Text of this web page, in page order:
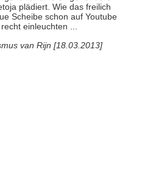
plädiert. Wie das freilich
Scheibe schon auf Youtube
einleuchten ...
van Rijn [18.03.2013]